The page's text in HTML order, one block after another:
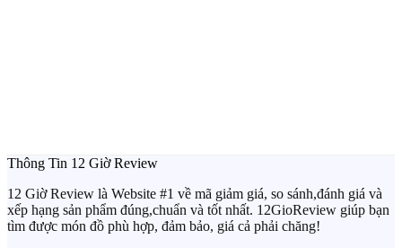
Thông Tin 12 Giờ Review
12 Giờ Review là Website #1 về mã giảm giá, so sánh,đánh giá và
xếp hạng sản phẩm đúng,chuẩn và tốt nhất. 12GioReview giúp bạn
tìm được món đồ phù hợp, đảm bảo, giá cả phải chăng!